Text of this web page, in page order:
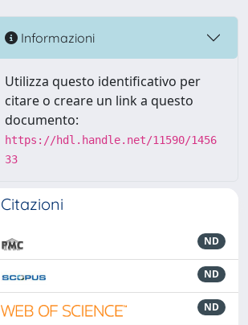
Informazioni
Utilizza questo identificativo per
citare o creare un link a questo
documento:
https://hdl.handle.net/11590/1456
33
Citazioni
ND
ND
ND